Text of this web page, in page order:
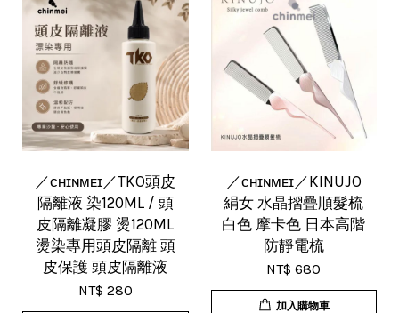
／ᴄʜɪɴᴍᴇɪ／TKO頭皮
隔離液 染120ML / 頭
皮隔離凝膠 燙120ML
燙染專用頭皮隔離 頭
皮保護 頭皮隔離液
NT$ 280
／ᴄʜɪɴᴍᴇɪ／KINUJO
絹女 水晶摺疊順髮梳
白色 摩卡色 日本高階
防靜電梳
NT$ 680
加入購物車